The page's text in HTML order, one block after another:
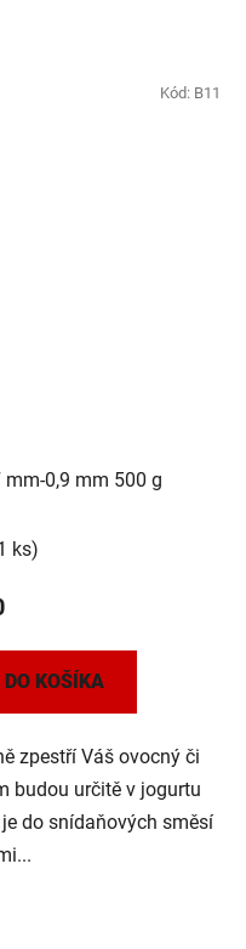
0,9 mm 500 g
ks)
DO KOŠÍKA
zpestří Váš ovocný či
budou určitě v jogurtu
do snídaňových směsí
Kód: B11